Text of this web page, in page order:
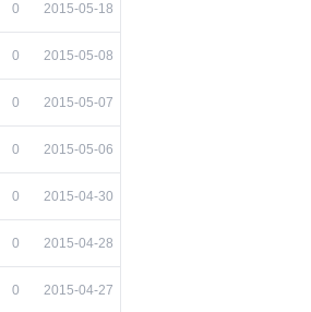
0 2015-05-18
0 2015-05-08
0 2015-05-07
0 2015-05-06
0 2015-04-30
0 2015-04-28
0 2015-04-27